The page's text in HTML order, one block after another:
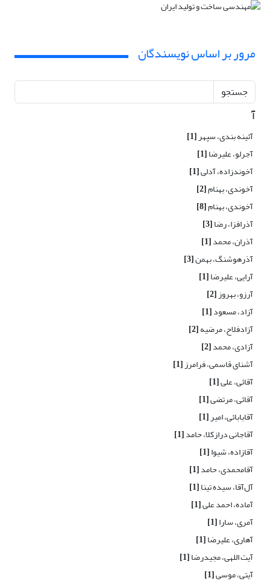
مرور بر اساس نویسندگان
جستجو
آ
آئینه بندی، سپهر[1]
آجرلو، علیرضا[1]
آخوندزاده، آدلی[1]
آخوندی، بهنام[2]
آخوندی، بهنام[8]
آذرافزا، رضا[3]
آذران، محمد[1]
آذرهوشنگ، بهمن[3]
آرایی، علیرضا[1]
آرزو، بهروز[2]
آزاد، مسعود[1]
آزادفلاح، مرضیه[2]
آزادی، محمد[2]
آشنای قاسمی، فرامرز[1]
آقائی، علی[1]
آقائی، مرتضی[1]
آقابابائی، امیر[1]
آقاجانی درازکلا، حامد[1]
آقازاده، شیوا[1]
آقامحمدی، حامد[1]
آل‌آقا، سیده تینا[1]
آماده، احمد علی[1]
آمری، سارا[1]
آهاری، علیرضا[1]
آیت اللهی، مجیدرضا[1]
آیتی، موسی[1]